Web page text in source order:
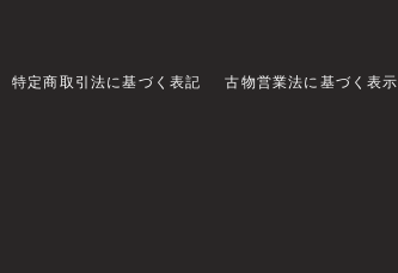
特定商取引法に基づく表記 古物営業法に基づく表示